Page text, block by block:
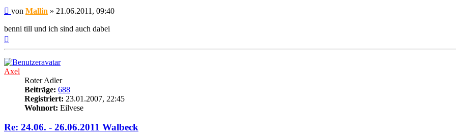
Beitrag
von Mallin » 21.06.2011, 09:40
benni till und ich sind auch dabei
Axel
Roter Adler
Beiträge: 688
Registriert: 23.01.2007, 22:45
Wohnort: Eilvese
Re: 24.06. - 26.06.2011 Walbeck